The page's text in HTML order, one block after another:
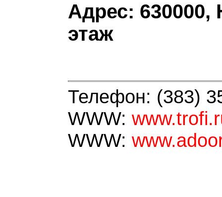
Адрес: 630000,
этаж
Телефон: (383)
WWW:
WWW: